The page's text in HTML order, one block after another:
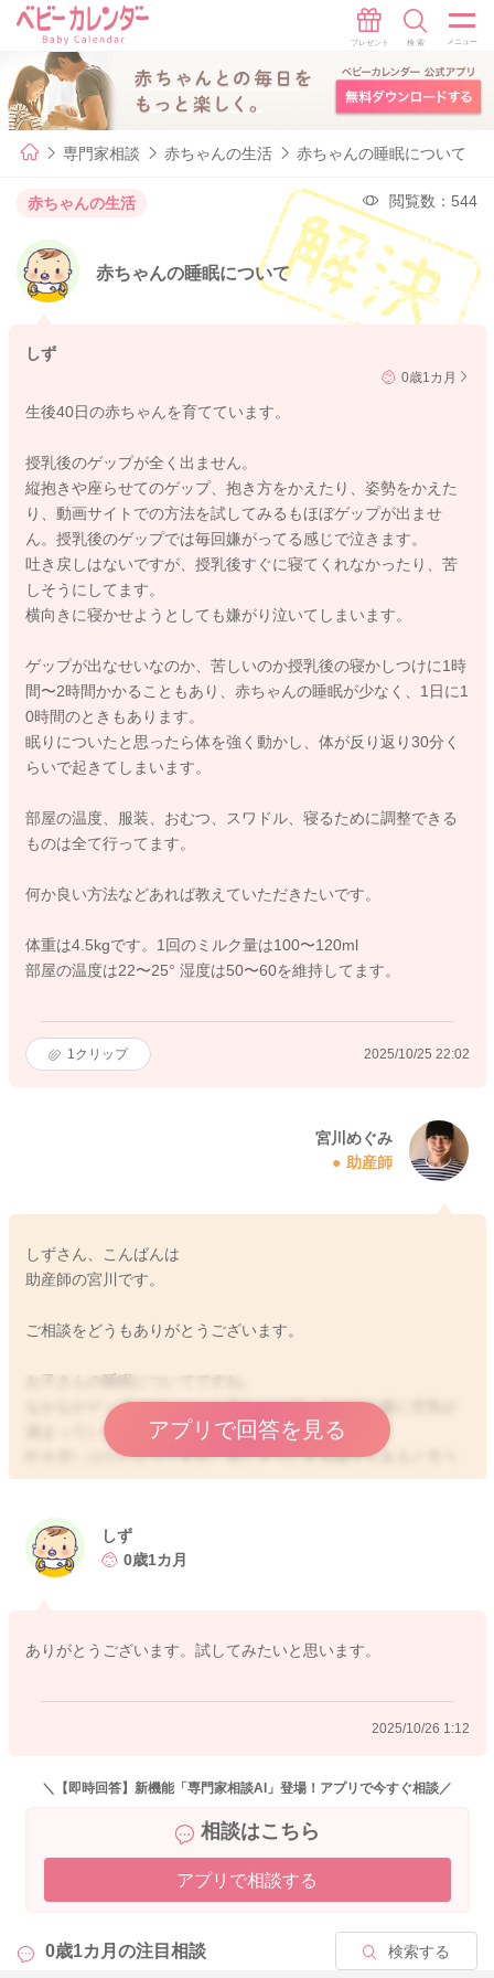
専門家相談 赤ちゃんの生活 赤ちゃんの睡眠について
赤ちゃんの生活 閲覧数：544
赤ちゃんの睡眠について
しず
0歳1カ月
生後40日の赤ちゃんを育てています。
授乳後のゲップが全く出ません。
縦抱きや座らせてのゲップ、抱き方をかえたり、姿勢をかえた
り、動画サイトでの方法を試してみるもほぼゲップが出ませ
ん。授乳後のゲップでは毎回嫌がってる感じで泣きます。
吐き戻しはないですが、授乳後すぐに寝てくれなかったり、苦
しそうにしてます。
横向きに寝かせようとしても嫌がり泣いてしまいます。
ゲップが出なせいなのか、苦しいのか授乳後の寝かしつけに1時
間〜2時間かかることもあり、赤ちゃんの睡眠が少なく、1日に1
0時間のときもあります。
眠りについたと思ったら体を強く動かし、体が反り返り30分く
らいで起きてしまいます。
部屋の温度、服装、おむつ、スワドル、寝るために調整できる
ものは全て行ってます。
何か良い方法などあれば教えていただきたいです。
体重は4.5kgです。1回のミルク量は100〜120ml
部屋の温度は22〜25° 湿度は50〜60を維持してます。
1 クリップ 2025/10/25 22:02
宮川めぐみ
助産師
しずさん、こんばんは
助産師の宮川です。
ご相談をどうもありがとうございます。
お子さんの睡眠についてですね。
なかなかゲップが出にくいと言うことで、その分お腹に空気が
溜まっているかもしれません。
吐き戻しはないようですが、苦しそうにする様子もあると言う
ことなので、やはりお腹に空気が溜まっているのかなと思いま
綿棒浣腸をして、ガス抜きをしてみてください。
ゴロできたり、ねんねのパターンも変わって来るかもしれませ
大人が使う用の綿棒の先にオイルやワセリンをつけていただき
うに刺激をしてみてください。そうするとガスやうんちが出て
もし出なくても5、6時間は様子を見ていただきます。反応が待
ってみてもないようでしたら、再度刺激をしていただいてもい
どうぞよろしくお願いします。
アプリで回答を見る
しず
0歳1カ月
ありがとうございます。試してみたいと思います。
2025/10/26 1:12
＼【即時回答】新機能「専門家相談AI」登場！アプリで今すぐ相談／
相談はこちら
アプリで相談する
0歳1カ月の注目相談 検索する